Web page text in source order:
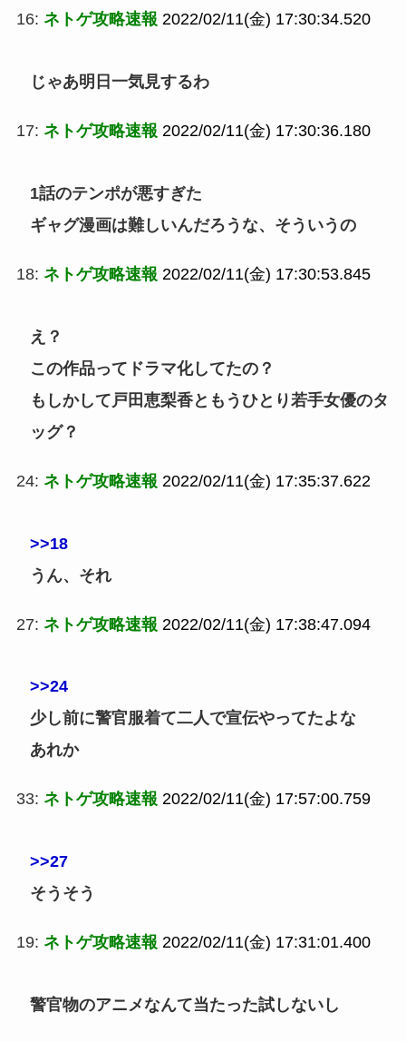
16: ネトゲ攻略速報 2022/02/11(金) 17:30:34.520
じゃあ明日一気見するわ
17: ネトゲ攻略速報 2022/02/11(金) 17:30:36.180
1話のテンポが悪すぎた
ギャグ漫画は難しいんだろうな、そういうの
18: ネトゲ攻略速報 2022/02/11(金) 17:30:53.845
え？
この作品ってドラマ化してたの？
もしかして戸田恵梨香ともうひとり若手女優のタ
ッグ？
24: ネトゲ攻略速報 2022/02/11(金) 17:35:37.622
>>18
うん、それ
27: ネトゲ攻略速報 2022/02/11(金) 17:38:47.094
>>24
少し前に警官服着て二人で宣伝やってたよな
あれか
33: ネトゲ攻略速報 2022/02/11(金) 17:57:00.759
>>27
そうそう
19: ネトゲ攻略速報 2022/02/11(金) 17:31:01.400
警官物のアニメなんて当たった試しないし